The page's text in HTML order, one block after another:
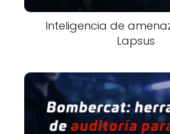
Inteligencia de
Lapsus